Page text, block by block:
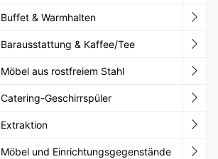
Buffet & Warmhalten
Barausstattung & Kaffee/Tee
Möbel aus rostfreiem Stahl
Catering-Geschirrspüler
Extraktion
Möbel und Einrichtungsgegenstände